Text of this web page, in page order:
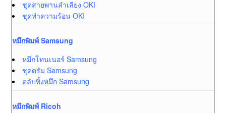
ชุดสายพานลำเลียง OKI
ชุดทำความร้อน OKI
หมึกพิมพ์ Samsung
หมึกโทนเนอร์ Samsung
ชุดดรัม Samsung
ตลับทิ้งหมึก Samsung
หมึกพิมพ์ Ricoh